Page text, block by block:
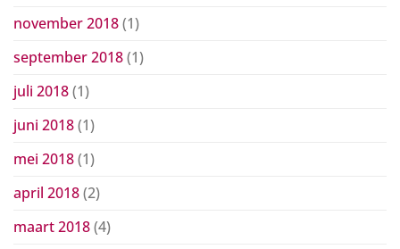
november 2018(1)
september 2018(1)
juli 2018(1)
juni 2018(1)
mei 2018(1)
april 2018(2)
maart 2018(4)